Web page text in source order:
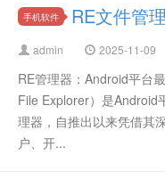
手机软件 RE文件管
admin 2025-11-09
RE管理器：Android平台
File Explorer）是Android
理器，自推出以来凭借其
户、开...